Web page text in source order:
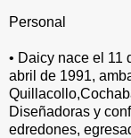
Personal
• Daicy nace el 11
abril de 1991,
Diseñadoras y
edredones,